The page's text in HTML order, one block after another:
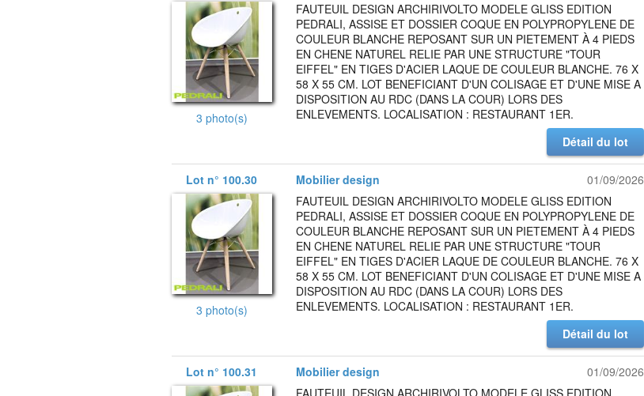
3 photo(s)
FAUTEUIL DESIGN ARCHIRIVOLTO MODELE GLISS EDITION
PEDRALI, ASSISE ET DOSSIER COQUE EN POLYPROPYLENE DE
COULEUR BLANCHE REPOSANT SUR UN PIETEMENT À 4 PIEDS
EN CHENE NATUREL RELIE PAR UNE STRUCTURE "TOUR
EIFFEL" EN TIGES D'ACIER LAQUE DE COULEUR BLANCHE. 76 X
58 X 55 CM. LOT BENEFICIANT D'UN COLISAGE ET D'UNE MISE A
DISPOSITION AU RDC (DANS LA COUR) LORS DES
ENLEVEMENTS. LOCALISATION : RESTAURANT 1ER.
Détail du lot
Lot n° 100.30 Mobilier design 01/09/2026
3 photo(s)
FAUTEUIL DESIGN ARCHIRIVOLTO MODELE GLISS EDITION
PEDRALI, ASSISE ET DOSSIER COQUE EN POLYPROPYLENE DE
COULEUR BLANCHE REPOSANT SUR UN PIETEMENT À 4 PIEDS
EN CHENE NATUREL RELIE PAR UNE STRUCTURE "TOUR
EIFFEL" EN TIGES D'ACIER LAQUE DE COULEUR BLANCHE. 76 X
58 X 55 CM. LOT BENEFICIANT D'UN COLISAGE ET D'UNE MISE A
DISPOSITION AU RDC (DANS LA COUR) LORS DES
ENLEVEMENTS. LOCALISATION : RESTAURANT 1ER.
Détail du lot
Lot n° 100.31 Mobilier design
01/09/2026